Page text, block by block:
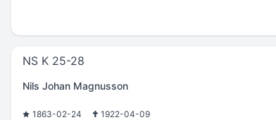
NS K 25-28
Nils Johan Magnusson
1863-02-24
1922-04-09